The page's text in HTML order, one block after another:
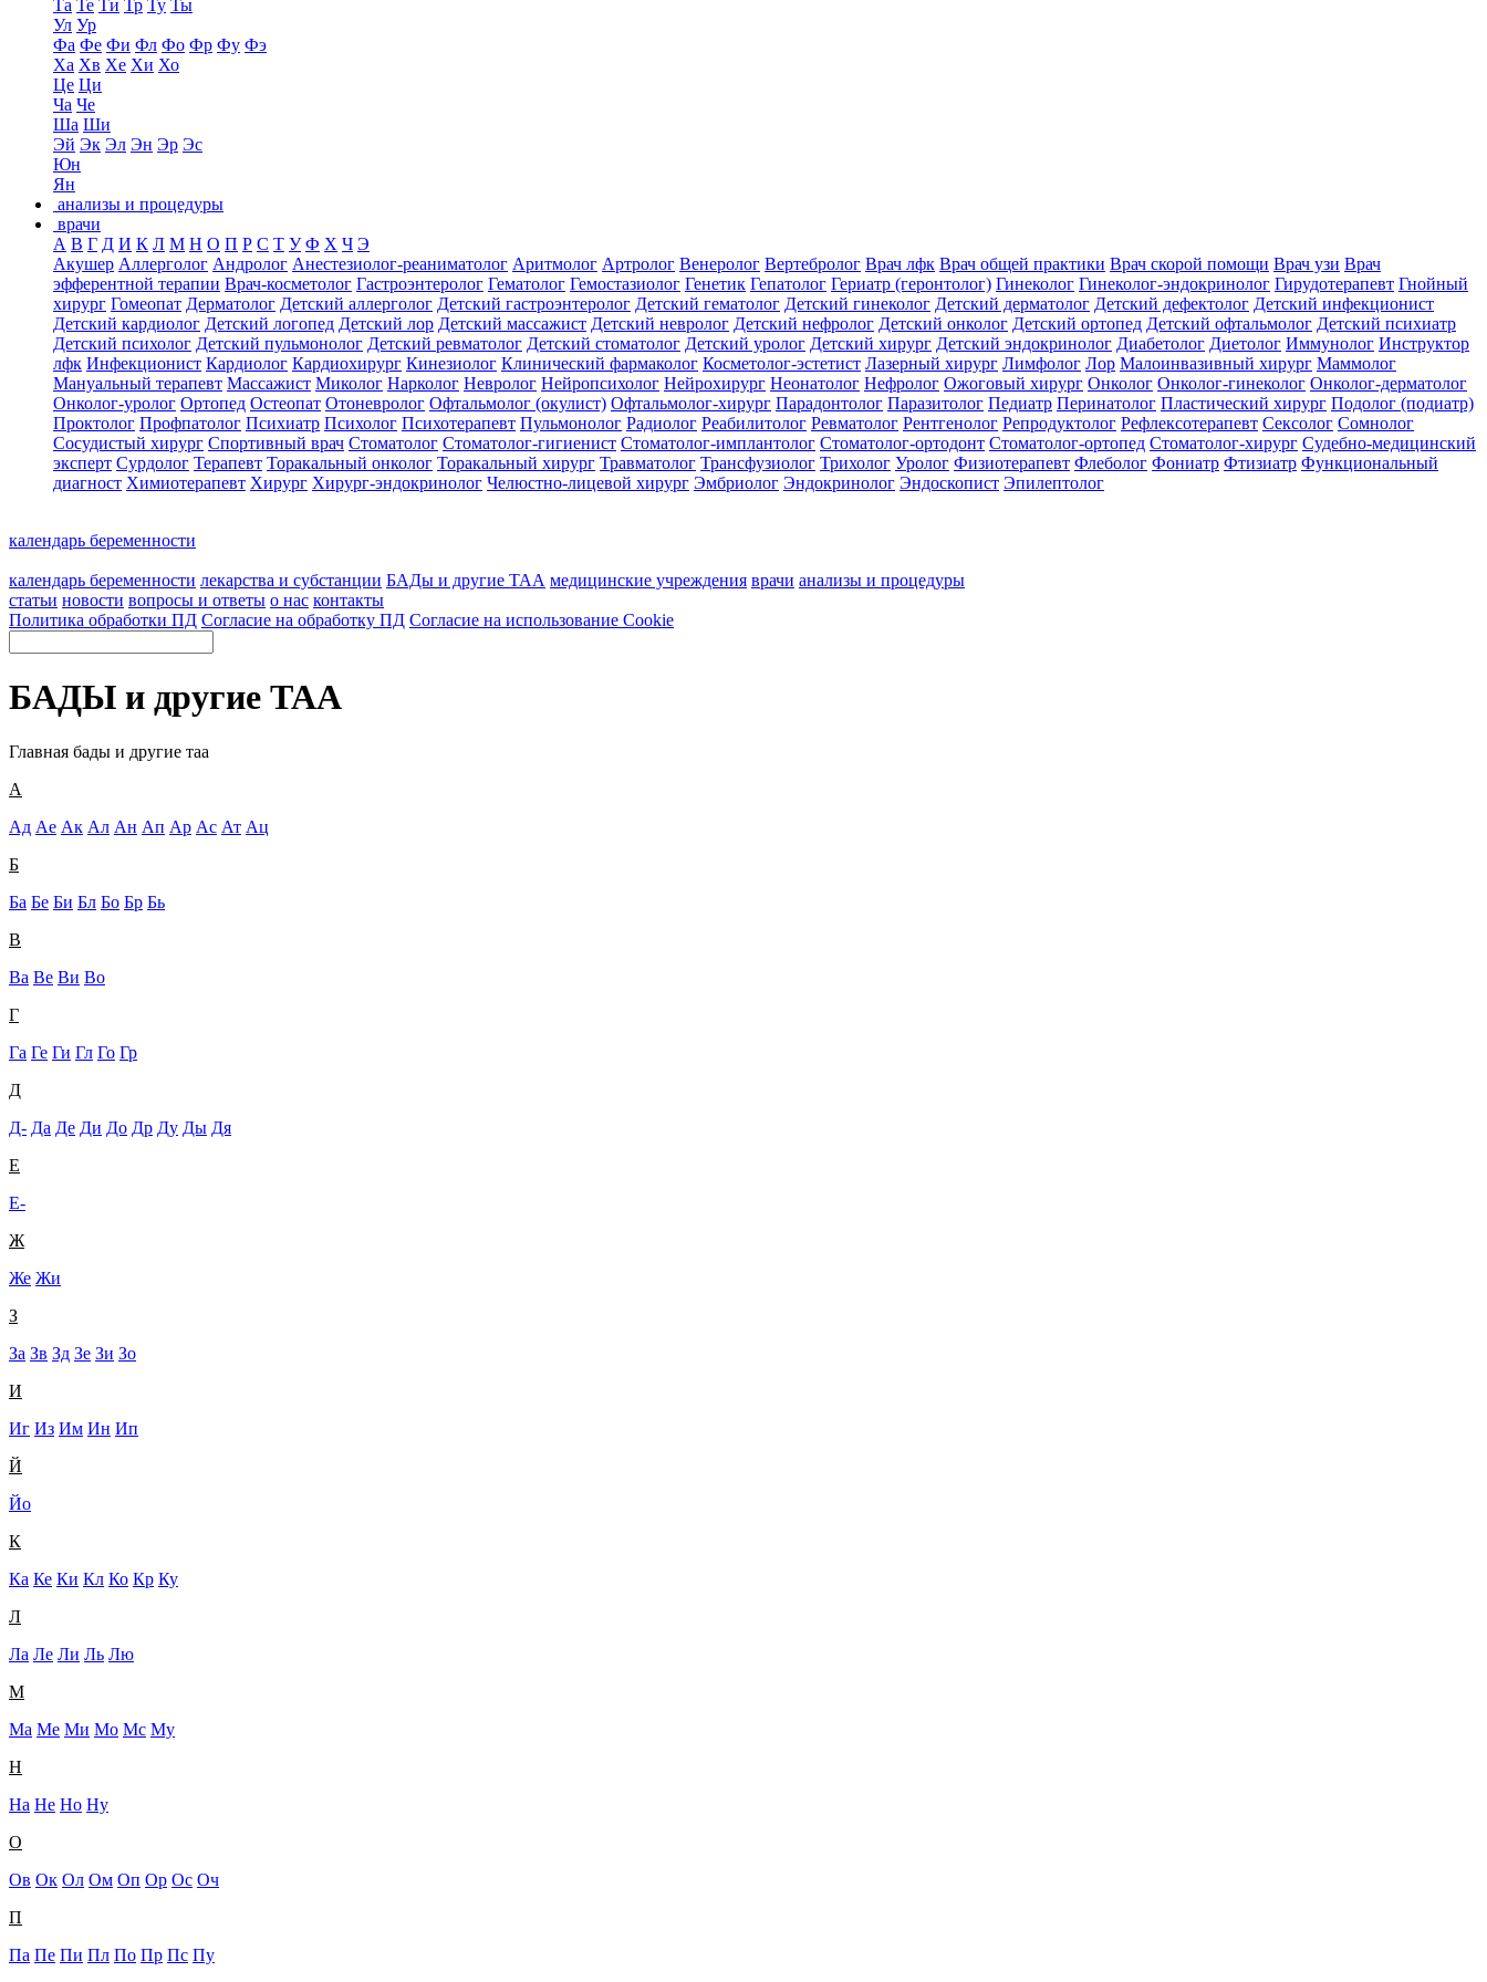
Та Те Ти Тр Ту Ты
Ул Ур
Фа Фе Фи Фл Фо Фр Фу Фэ
Ха Хв Хе Хи Хо
Це Ци
Ча Че
Ша Ши
Эй Эк Эл Эн Эр Эс
Юн
Ян
анализы и процедуры
врачи
А В Г Д И К Л М Н О П Р С Т У Ф Х Ч Э
Акушер Аллерголог Андролог Анестезиолог-реаниматолог Аритмолог Артролог Венеролог Вертебролог Врач лфк Врач общей практики Врач скорой помощи Врач узи Врач
эфферентной терапии Врач-косметолог Гастроэнтеролог Гематолог Гемостазиолог Генетик Гепатолог Гериатр (геронтолог) Гинеколог Гинеколог-эндокринолог Гирудотерапевт Гнойный
хирург Гомеопат Дерматолог Детский аллерголог Детский гастроэнтеролог Детский гематолог Детский гинеколог Детский дерматолог Детский дефектолог Детский инфекционист
Детский кардиолог Детский логопед Детский лор Детский массажист Детский невролог Детский нефролог Детский онколог Детский ортопед Детский офтальмолог Детский психиатр
Детский психолог Детский пульмонолог Детский ревматолог Детский стоматолог Детский уролог Детский хирург Детский эндокринолог Диабетолог Диетолог Иммунолог Инструктор
лфк Инфекционист Кардиолог Кардиохирург Кинезиолог Клинический фармаколог Косметолог-эстетист Лазерный хирург Лимфолог Лор Малоинвазивный хирург Маммолог
Мануальный терапевт Массажист Миколог Нарколог Невролог Нейропсихолог Нейрохирург Неонатолог Нефролог Ожоговый хирург Онколог Онколог-гинеколог Онколог-дерматолог
Онколог-уролог Ортопед Остеопат Отоневролог Офтальмолог (окулист) Офтальмолог-хирург Парадонтолог Паразитолог Педиатр Перинатолог Пластический хирург Подолог (подиатр)
Проктолог Профпатолог Психиатр Психолог Психотерапевт Пульмонолог Радиолог Реабилитолог Ревматолог Рентгенолог Репродуктолог Рефлексотерапевт Сексолог Сомнолог
Сосудистый хирург Спортивный врач Стоматолог Стоматолог-гигиенист Стоматолог-имплантолог Стоматолог-ортодонт Стоматолог-ортопед Стоматолог-хирург Судебно-медицинский
эксперт Сурдолог Терапевт Торакальный онколог Торакальный хирург Травматолог Трансфузиолог Трихолог Уролог Физиотерапевт Флеболог Фониатр Фтизиатр Функциональный
диагност Химиотерапевт Хирург Хирург-эндокринолог Челюстно-лицевой хирург Эмбриолог Эндокринолог Эндоскопист Эпилептолог
календарь беременности
календарь беременности лекарства и субстанции БАДы и другие ТАА медицинские учреждения врачи анализы и процедуры
статьи новости вопросы и ответы о нас контакты
Политика обработки ПД Согласие на обработку ПД Согласие на использование Cookie
БАДЫ и другие ТАА
Главная бады и другие таа
А
Ад Ае Ак Ал Ан Ап Ар Ас Ат Ац
Б
Ба Бе Би Бл Бо Бр Бь
В
Ва Ве Ви Во
Г
Га Ге Ги Гл Го Гр
Д
Д- Да Де Ди До Др Ду Ды Дя
Е
Е-
Ж
Же Жи
З
За Зв Зд Зе Зи Зо
И
Иг Из Им Ин Ип
Й
Йо
К
Ка Ке Ки Кл Ко Кр Ку
Л
Ла Ле Ли Ль Лю
М
Ма Ме Ми Мо Мс Му
Н
На Не Но Ну
О
Ов Ок Ол Ом Оп Ор Ос Оч
П
Па Пе Пи Пл По Пр Пс Пу